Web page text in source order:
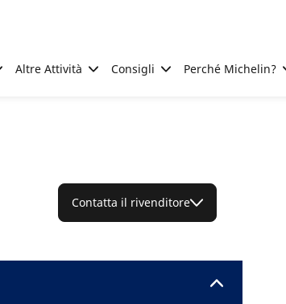
Altre Attività Consigli Perché Michelin?
Contatta il rivenditore